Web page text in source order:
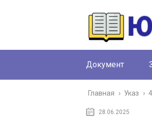
Документ
Главная › Указ ›
28.06.2025